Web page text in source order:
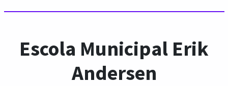
Escola Municipal Erik
Andersen